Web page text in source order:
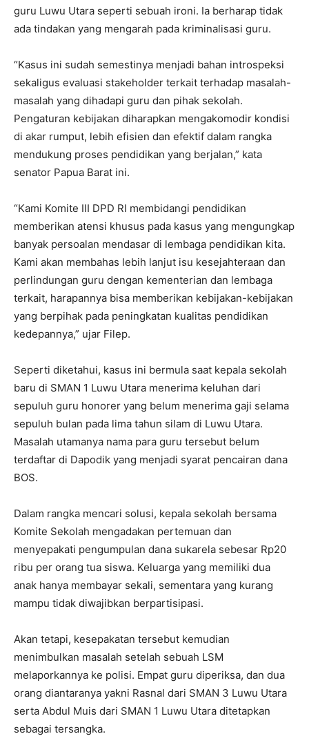
guru Luwu Utara seperti sebuah ironi. Ia berharap tidak
ada tindakan yang mengarah pada kriminalisasi guru.
“Kasus ini sudah semestinya menjadi bahan introspeksi
sekaligus evaluasi stakeholder terkait terhadap masalah-
masalah yang dihadapi guru dan pihak sekolah.
Pengaturan kebijakan diharapkan mengakomodir kondisi
di akar rumput, lebih efisien dan efektif dalam rangka
mendukung proses pendidikan yang berjalan,” kata
senator Papua Barat ini.
“Kami Komite III DPD RI membidangi pendidikan
memberikan atensi khusus pada kasus yang mengungkap
banyak persoalan mendasar di lembaga pendidikan kita.
Kami akan membahas lebih lanjut isu kesejahteraan dan
perlindungan guru dengan kementerian dan lembaga
terkait, harapannya bisa memberikan kebijakan-kebijakan
yang berpihak pada peningkatan kualitas pendidikan
kedepannya,” ujar Filep.
Seperti diketahui, kasus ini bermula saat kepala sekolah
baru di SMAN 1 Luwu Utara menerima keluhan dari
sepuluh guru honorer yang belum menerima gaji selama
sepuluh bulan pada lima tahun silam di Luwu Utara.
Masalah utamanya nama para guru tersebut belum
terdaftar di Dapodik yang menjadi syarat pencairan dana
BOS.
Dalam rangka mencari solusi, kepala sekolah bersama
Komite Sekolah mengadakan pertemuan dan
menyepakati pengumpulan dana sukarela sebesar Rp20
ribu per orang tua siswa. Keluarga yang memiliki dua
anak hanya membayar sekali, sementara yang kurang
mampu tidak diwajibkan berpartisipasi.
Akan tetapi, kesepakatan tersebut kemudian
menimbulkan masalah setelah sebuah LSM
melaporkannya ke polisi. Empat guru diperiksa, dan dua
orang diantaranya yakni Rasnal dari SMAN 3 Luwu Utara
serta Abdul Muis dari SMAN 1 Luwu Utara ditetapkan
sebagai tersangka.